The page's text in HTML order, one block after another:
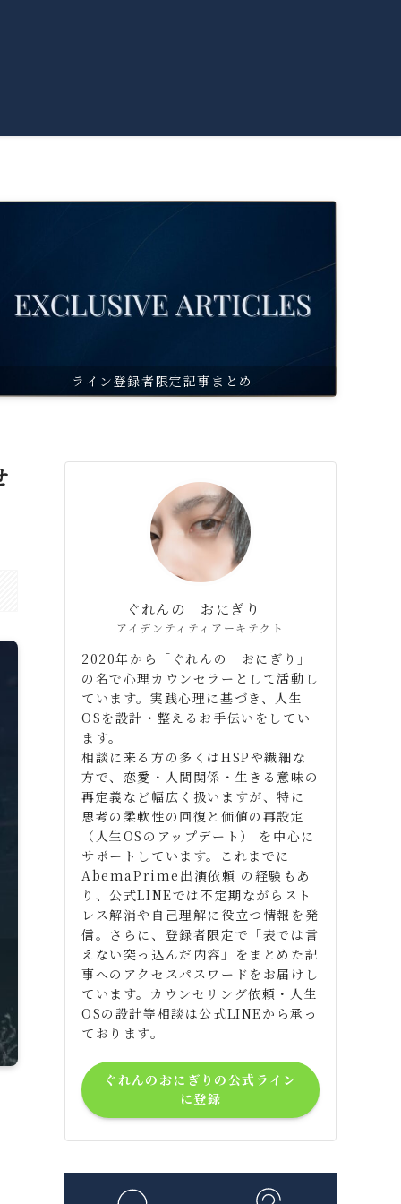
ライン登録者限定記事まとめ
ぐれんの おにぎり
アイデンティティアーキテクト
2020年から「ぐれんの おにぎり」
の名で心理カウンセラーとして活動し
ています。実践心理に基づき、人生
OSを設計・整えるお手伝いをしてい
ます。
相談に来る方の多くはHSPや繊細な
方で、恋愛・人間関係・生きる意味の
再定義など幅広く扱いますが、特に
思考の柔軟性の回復と価値の再設定
（人生OSのアップデート） を中心に
サポートしています。これまでに
AbemaPrime出演依頼 の経験もあ
り、公式LINEでは不定期ながらスト
レス解消や自己理解に役立つ情報を発
信。さらに、登録者限定で「表では言
えない突っ込んだ内容」をまとめた記
事へのアクセスパスワードをお届けし
ています。カウンセリング依頼・人生
OSの設計等相談は公式LINEから承っ
ております。
ぐれんのおにぎりの公式ライン
に登録